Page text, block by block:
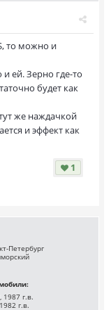
то можно и
ей. Зерно где-то
будет как
же наждачкой
и эффект как
1
Петербург
1987 г.в.
г.в.